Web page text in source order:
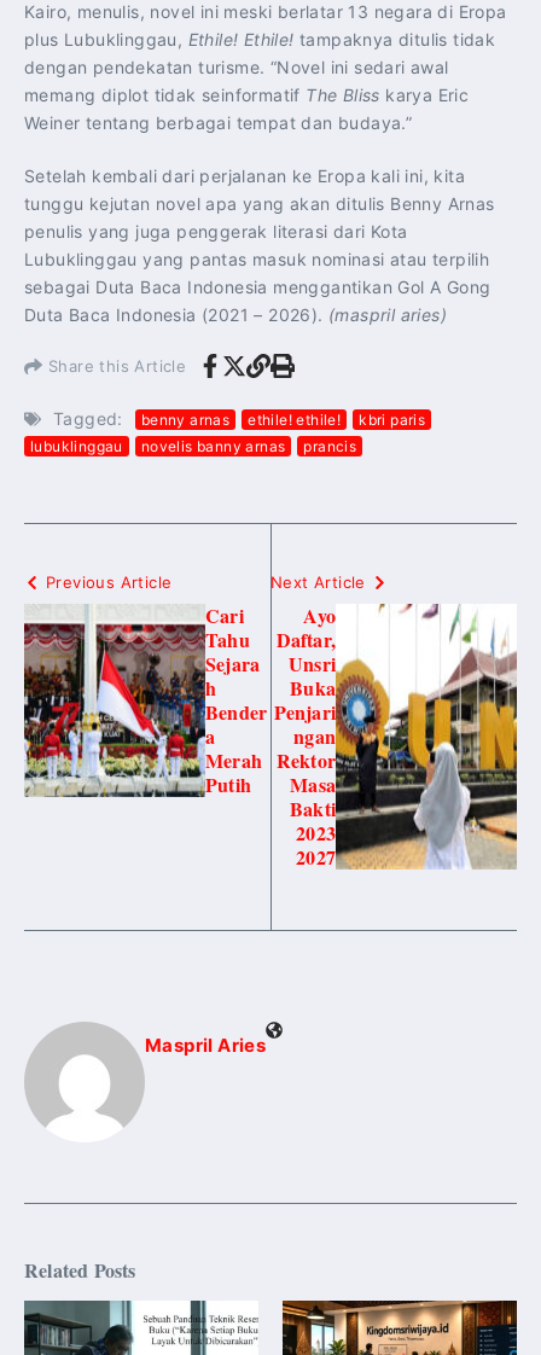
Kairo, menulis, novel ini meski berlatar 13 negara di Eropa
plus Lubuklinggau, Ethile! Ethile! tampaknya ditulis tidak
dengan pendekatan turisme. “Novel ini sedari awal
memang diplot tidak seinformatif The Bliss karya Eric
Weiner tentang berbagai tempat dan budaya.”
Setelah kembali dari perjalanan ke Eropa kali ini, kita
tunggu kejutan novel apa yang akan ditulis Benny Arnas
penulis yang juga penggerak literasi dari Kota
Lubuklinggau yang pantas masuk nominasi atau terpilih
sebagai Duta Baca Indonesia menggantikan Gol A Gong
Duta Baca Indonesia (2021 – 2026). (maspril aries)
Share this Article
Tagged: benny arnas ethile! ethile!
kbri paris
lubuklinggau
novelis banny arnas prancis
Previous Article
Cari
Tahu
Sejara
h
Bender
a
Merah
Putih
Next Article
Ayo
Daftar,
Unsri
Buka
Penjari
ngan
Rektor
Masa
Bakti
2023
2027
Maspril Aries
Related Posts